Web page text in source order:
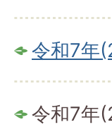
令和7年
令和7年